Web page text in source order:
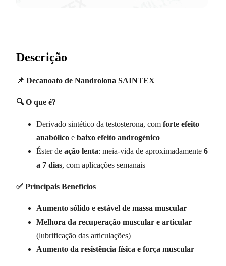
Descrição
📌 Decanoato de Nandrolona SAINTEX
🔍 O que é?
Derivado sintético da testosterona, com forte efeito
anabólico e baixo efeito androgénico
Éster de ação lenta: meia-vida de aproximadamente 6
a 7 dias, com aplicações semanais
✅ Principais Benefícios
Aumento sólido e estável de massa muscular
Melhora da recuperação muscular e articular
(lubrificação das articulações)
Aumento da resistência física e força muscular